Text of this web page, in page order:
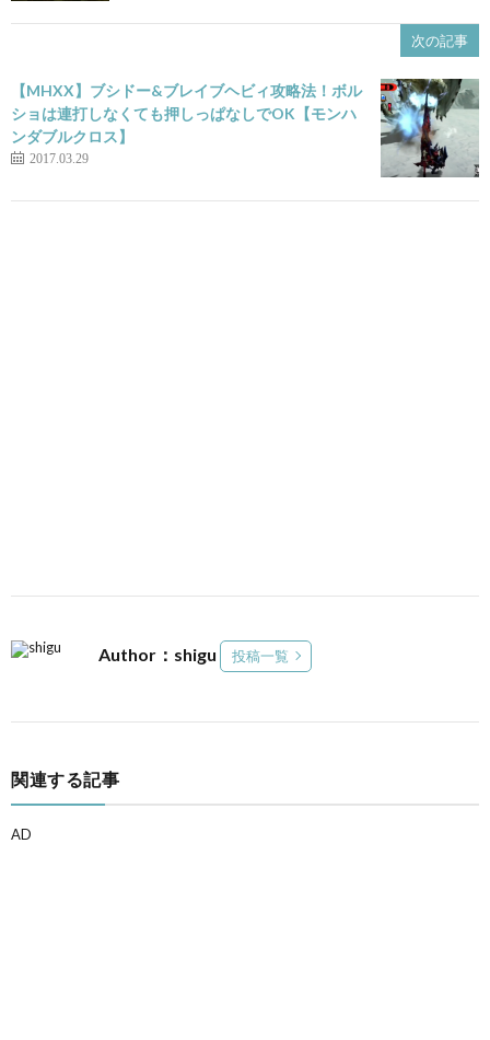
次の記事
【MHXX】ブシドー&ブレイブヘビィ攻略法！ボル
ショは連打しなくても押しっぱなしでOK【モンハ
ンダブルクロス】
2017.03.29
Author：shigu 投稿一覧
関連する記事
AD